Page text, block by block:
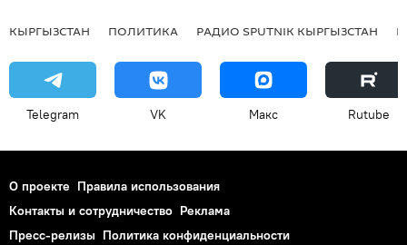
КЫРГЫЗСТАН ПОЛИТИКА РАДИО SPUTNIK КЫРГЫЗСТАН
Telegram VK Макс Rutube
О проекте Правила использования
Контакты и сотрудничество Реклама
Пресс-релизы Политика конфиденциальности